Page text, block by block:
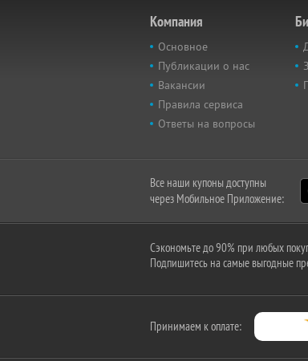
Компания
Основное
Публикации о нас
Вакансии
Правила сервиса
Ответы на вопросы
Все наши купоны доступны
через Мобильное Приложение:
Сэкономьте до 90% при любых
Подпишитесь на самые выгодные
Принимаем к оплате: